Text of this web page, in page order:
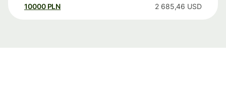
10000 PLN 2 685,46 USD